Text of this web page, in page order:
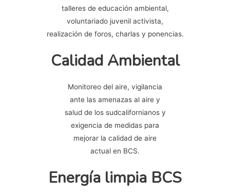
talleres de educación ambiental,
voluntariado juvenil activista,
realización de foros, charlas y ponencias.
Calidad Ambiental
Monitoreo del aire, vigilancia
ante las amenazas al aire y
salud de los sudcalifornianos y
exigencia de medidas para
mejorar la calidad de aire
actual en BCS.
Energía limpia BCS